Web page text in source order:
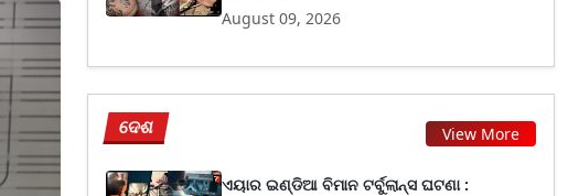
August 09, 2026
ଦେଶ View More
ଏୟାର ଇଣ୍ଡିଆ ବିମାନ ଟର୍ବୁଲାନ୍ସ ଘଟଣା :